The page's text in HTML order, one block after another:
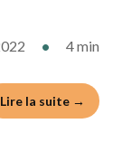
• 4 min
Lire la suite →